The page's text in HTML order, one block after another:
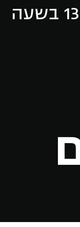
יום רביעי 13.5.2026 בשעה